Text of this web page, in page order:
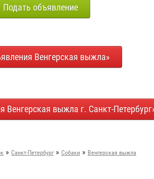
Подать объявление
Венгерская выжла»
Венгерская выжла г. Санкт-
» Санкт-Петербург» Собаки » Венгерская выжла